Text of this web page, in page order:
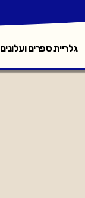
גלריית ספרים ועלונים